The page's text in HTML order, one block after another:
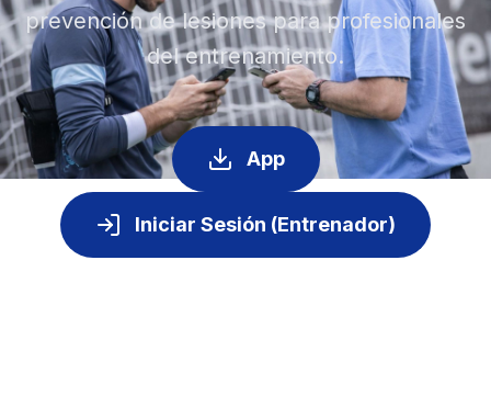
prevención de lesiones para profesionales
del entrenamiento.
App
Iniciar Sesión (Entrenador)